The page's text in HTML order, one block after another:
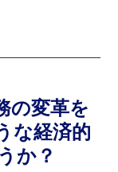
の変革を
な経済的
か？